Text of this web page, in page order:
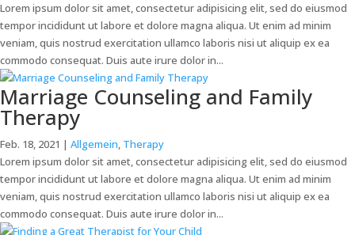
Lorem ipsum dolor sit amet, consectetur adipisicing elit, sed do eiusmod
tempor incididunt ut labore et dolore magna aliqua. Ut enim ad minim
veniam, quis nostrud exercitation ullamco laboris nisi ut aliquip ex ea
commodo consequat. Duis aute irure dolor in...
Marriage Counseling and Family
Therapy
Feb. 18, 2021 | Allgemein, Therapy
Lorem ipsum dolor sit amet, consectetur adipisicing elit, sed do eiusmod
tempor incididunt ut labore et dolore magna aliqua. Ut enim ad minim
veniam, quis nostrud exercitation ullamco laboris nisi ut aliquip ex ea
commodo consequat. Duis aute irure dolor in...